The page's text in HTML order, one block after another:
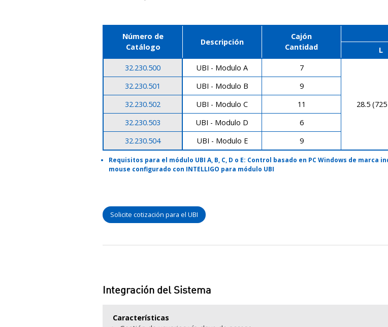
Número de
Catálogo
Descripción
Cajón
Cantidad
L
32.230.500
UBI - Modulo A 7
28.5
32.230.501 UBI - Modulo B
9
32.230.502
UBI - Modulo C
11
32.230.503
UBI - Modulo D
6
32.230.504
UBI - Modulo E 9
Requisitos para el módulo UBI A, B, C, D o E: Control basado en PC Windows de
mouse configurado con INTELLIGO para módulo UBI
Solicite cotización para el UBI
Integración del Sistema
Características